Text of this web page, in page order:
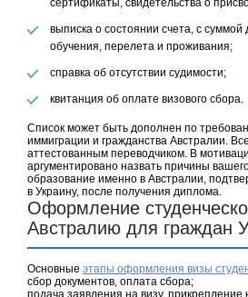
сертификаты, свидетельства о
выписка о состоянии счета, с
обучения, перелета и проживания;
справка об отсутствии судимости;
квитанция об оплате визового сбора.
Список может быть дополнен по
иммиграции и гражданства Австралии.
аттестованным переводчиком. В
аргументировано назвать причины
образование именно в Австралии,
в Украину, после получения диплома.
Оформление
Австралию для граждан
Основные этапы оформления визы
сбор документов, оплата сбора;